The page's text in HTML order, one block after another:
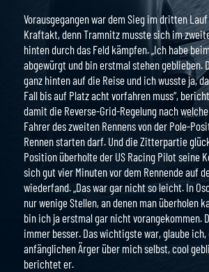
Vorausgegangen war dem Sieg im dritten
Kraftakt, denn Tramnitz musste sich im
hinten durch das Feld kämpfen. „Ich habe
abgewürgt und bin erstmal stehen geblieben.
ganz hinten auf die Reise und ich wusste ja,
Fall bis auf Platz acht vorfahren muss“,
damit die Reverse-Grid-Regelung nach
Fahrer des zweiten Rennens von der Pole-
Rennen starten darf. Und die Zitterpartie
Position überholte der US Racing Pilot seine
sich gut vier Minuten vor dem Rennende auf
wiederfand. „Das war gar nicht so leicht. In
nur wenige Stellen, an denen man überholen
bin ich ja erstmal gar nicht vorangekommen.
immer besser. Das wichtigste war, glaube
anfänglichen Ärger über mich selbst, cool
berichtet er.